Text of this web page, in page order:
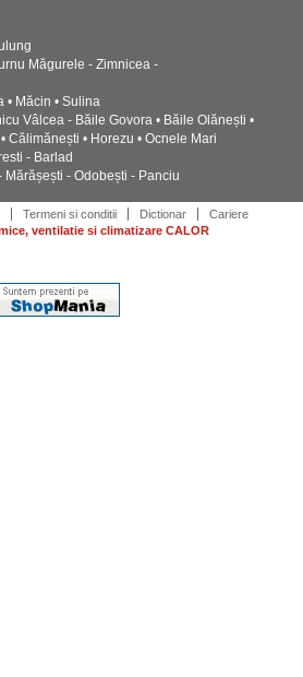
Măgurele - Zimnicea -
• Măcin • Sulina
Vâlcea - Băile Govora • Băile Olănești •
Călimănești • Horezu • Ocnele Mari
- Barlad
- Odobești - Panciu
Termeni si conditii Dictionar
Cariere
ventilatie si climatizare CALOR